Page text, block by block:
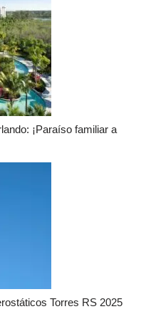
¡Paraíso familiar a
Torres RS 2025